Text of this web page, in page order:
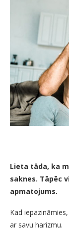
Lieta tāda, ka
saknes. Tāpēc
apmatojums.
Kad
ar savu harizmu.